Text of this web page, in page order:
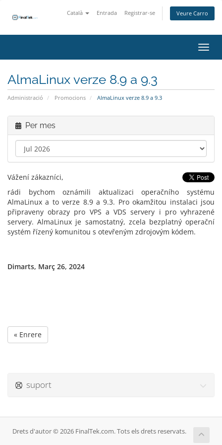
Català Entrada Registrar-se Veure Carro
AlmaLinux verze 8.9 a 9.3
Administració Promocions AlmaLinux verze 8.9 a 9.3
Per mes
Vážení zákazníci,
rádi bychom oznámili aktualizaci operačního systému
AlmaLinux a to verze 8.9 a 9.3. Pro okamžitou instalaci jsou
připraveny obrazy pro VPS a VDS servery i pro vyhrazené
servery. AlmaLinux je samostatný, zcela bezplatný operační
systém řízený komunitou s otevřeným zdrojovým kódem.
Dimarts, Març 26, 2024
« Enrere
suport
Drets d'autor © 2026 FinalTek.com. Tots els drets reservats.